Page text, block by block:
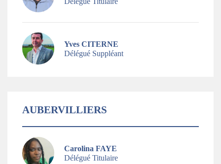
Yves CITERNE
Délégué Suppléant
AUBERVILLIERS
Carolina FAYE
Délégué Titulaire